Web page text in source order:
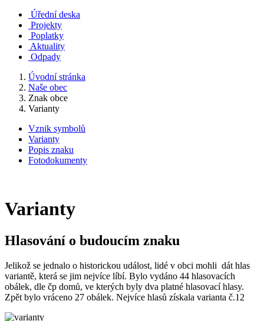
Úřední deska
Projekty
Poplatky
Aktuality
Odpady
Úvodní stránka
Naše obec
Znak obce
Varianty
Vznik symbolů
Varianty
Popis znaku
Fotodokumenty
Varianty
Hlasování o budoucím znaku
Jelikož se jednalo o historickou událost, lidé v obci mohli dát hlas
variantě, která se jim nejvíce líbí. Bylo vydáno 44 hlasovacích
obálek, dle čp domů, ve kterých byly dva platné hlasovací hlasy.
Zpět bylo vráceno 27 obálek. Nejvíce hlasů získala varianta č.12